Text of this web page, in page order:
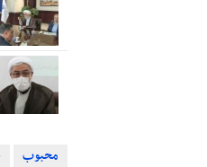
محبوب